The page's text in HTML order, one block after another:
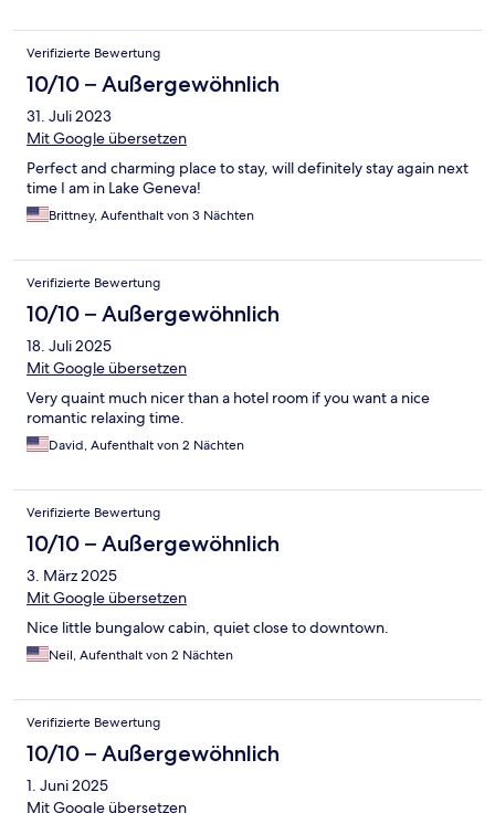
Verifizierte Bewertung
10/10 – Außergewöhnlich
31. Juli 2023
Mit Google übersetzen
Perfect and charming place to stay, will definitely stay again next
time I am in Lake Geneva!
Brittney, Aufenthalt von 3 Nächten
Verifizierte Bewertung
10/10 – Außergewöhnlich
18. Juli 2025
Mit Google übersetzen
Very quaint much nicer than a hotel room if you want a nice
romantic relaxing time.
David, Aufenthalt von 2 Nächten
Verifizierte Bewertung
10/10 – Außergewöhnlich
3. März 2025
Mit Google übersetzen
Nice little bungalow cabin, quiet close to downtown.
Neil, Aufenthalt von 2 Nächten
Verifizierte Bewertung
10/10 – Außergewöhnlich
1. Juni 2025
Mit Google übersetzen